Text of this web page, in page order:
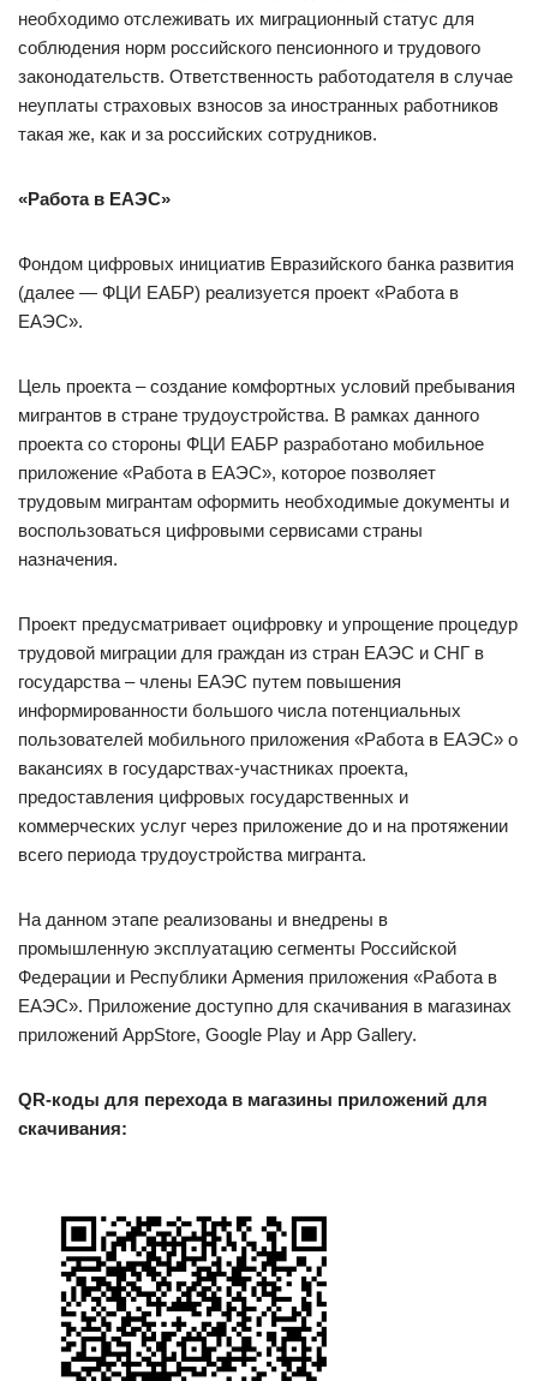
необходимо отслеживать их миграционный статус для
соблюдения норм российского пенсионного и трудового
законодательств. Ответственность работодателя в случае
неуплаты страховых взносов за иностранных работников
такая же, как и за российских сотрудников.
«Работа в ЕАЭС»
Фондом цифровых инициатив Евразийского банка развития
(далее — ФЦИ ЕАБР) реализуется проект «Работа в
ЕАЭС».
Цель проекта – создание комфортных условий пребывания
мигрантов в стране трудоустройства. В рамках данного
проекта со стороны ФЦИ ЕАБР разработано мобильное
приложение «Работа в ЕАЭС», которое позволяет
трудовым мигрантам оформить необходимые документы и
воспользоваться цифровыми сервисами страны
назначения.
Проект предусматривает оцифровку и упрощение процедур
трудовой миграции для граждан из стран ЕАЭС и СНГ в
государства – члены ЕАЭС путем повышения
информированности большого числа потенциальных
пользователей мобильного приложения «Работа в ЕАЭС» о
вакансиях в государствах-участниках проекта,
предоставления цифровых государственных и
коммерческих услуг через приложение до и на протяжении
всего периода трудоустройства мигранта.
На данном этапе реализованы и внедрены в
промышленную эксплуатацию сегменты Российской
Федерации и Республики Армения приложения «Работа в
ЕАЭС». Приложение доступно для скачивания в магазинах
приложений AppStore, Google Play и App Gallery.
QR-коды для перехода в магазины приложений для
скачивания: